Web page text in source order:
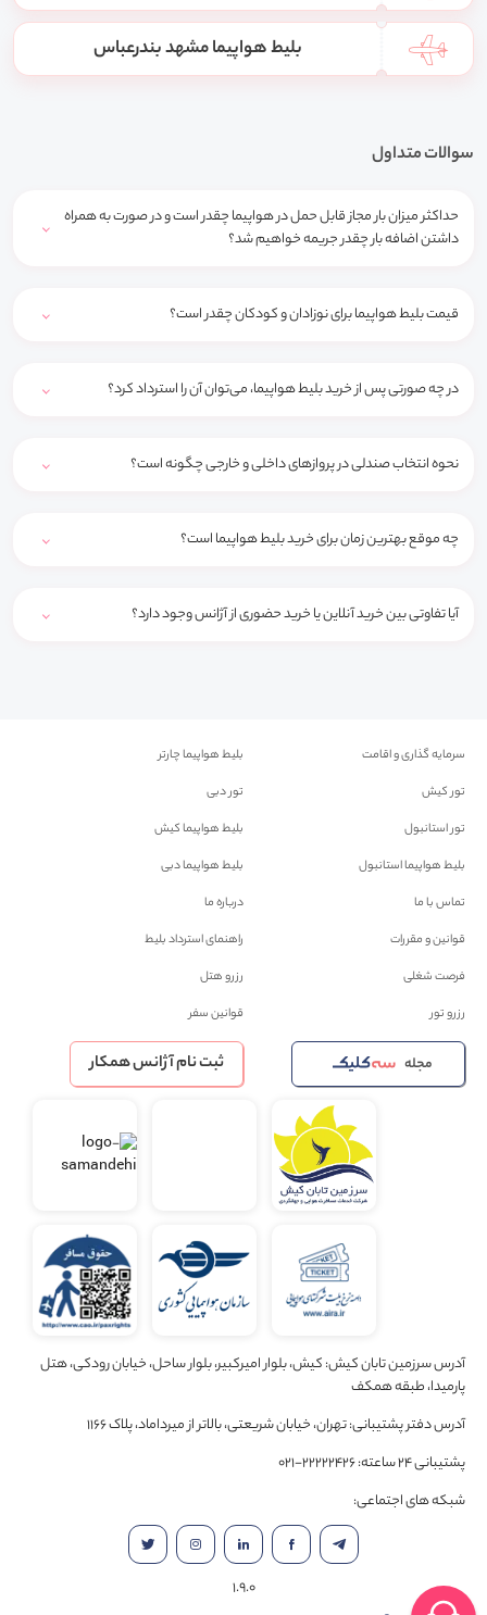
بلیط هواپیما مشهد بندرعباس
سوالات متداول
حداکثر میزان بار مجاز قابل حمل در هواپیما چقدر است و در صورت به همراه
داشتن اضافه بار چقدر جریمه خواهیم شد؟
قیمت بلیط هواپیما برای نوزادان و کودکان چقدر است؟
در چه صورتی پس از خرید بلیط هواپیما، می‌توان آن را استرداد کرد؟
نحوه انتخاب صندلی در پروازهای داخلی و خارجی چگونه است؟
چه موقع بهترین زمان برای خرید بلیط هواپیما است؟
آیا تفاوتی بین خرید آنلاین یا خرید حضوری از آژانس وجود دارد؟
سرمایه گذاری و اقامت
بلیط هواپیما چارتر
تور کیش
تور دبی
تور استانبول
بلیط هواپیما کیش
بلیط هواپیما استانبول
بلیط هواپیما دبی
تماس با ما
درباره ما
قوانین و مقررات
راهنمای استرداد بلیط
فرصت شغلی
رزرو هتل
رزرو تور
قوانین سفر
مجله ثبت نام آژانس همکار
آدرس سرزمین تابان کیش: کیش، بلوار امیرکبیر، بلوار ساحل، خیابان رودکی، هتل
پارمیدا، طبقه همکف
آدرس دفتر پشتیبانی: تهران، خیابان شریعتی، بالاتر از میرداماد، پلاک 1166
پشتیبانی 24 ساعته: 22222426-021
شبکه های اجتماعی:
1.9.0